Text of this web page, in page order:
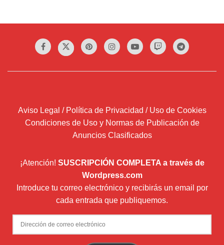
Aviso Legal / Política de Privacidad / Uso de Cookies
Condiciones de Uso y Normas de Publicación de
Anuncios Clasificados
¡Atención! SUSCRIPCIÓN COMPLETA a través de
Wordpress.com
Introduce tu correo electrónico y recibirás un email por
cada entrada que publiquemos.
Dirección
de